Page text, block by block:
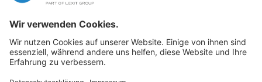
Offene
Stellenangebote: